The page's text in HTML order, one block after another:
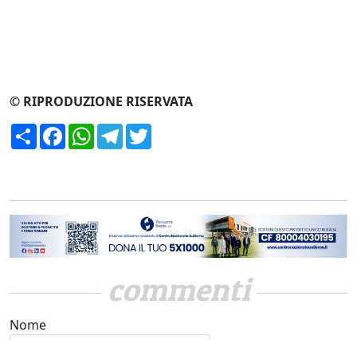
© RIPRODUZIONE RISERVATA
CondividiFacebookWhatsApp
Telegram
commenti
Nome